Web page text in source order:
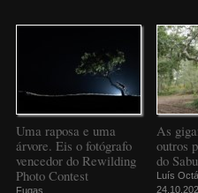
Uma raposa e uma
árvore. Eis o fotógrafo
vencedor do Rewilding
Photo Contest
Fugas
As
outros
do
Luís